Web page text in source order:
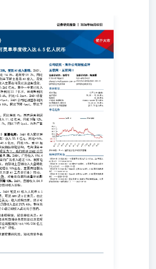
受到宏观扰动，可灵单季度收入达6.5亿
联网Ⅱ 收入同比增长3.4%，经调整利润
入337亿元，同比+3.4%，环比-14.8%。
，毛利率下降主要系AI投入，带宽服务
及业务提效，Capex来看，2026年全年资
要为提前储备算力。经调整净利润33.7
30.6%，同比+0.3pct。26Q1研发费用36.2
调整净利润为33.7亿元，同比-26%。经
分析师：张伦可证券分析师：陈淑媛
(维持)合理估值70.00-93.00港元收盘价
港元52周最高价/最低价92.60/41.92港元
内收入325.54亿元，同比增长4%；国内
11.62亿元，同比下降12%，海外经营亏
广告收入下降主要受到巴西持续影响。 商
26Q1收入同比增长6%。26Q1，其他业
比-11%。我们测算其中电商佣金收入
阶段返还、商家持续补贴影响，电商佣金
，同比+9.3%。拆分类型来看，测算国内